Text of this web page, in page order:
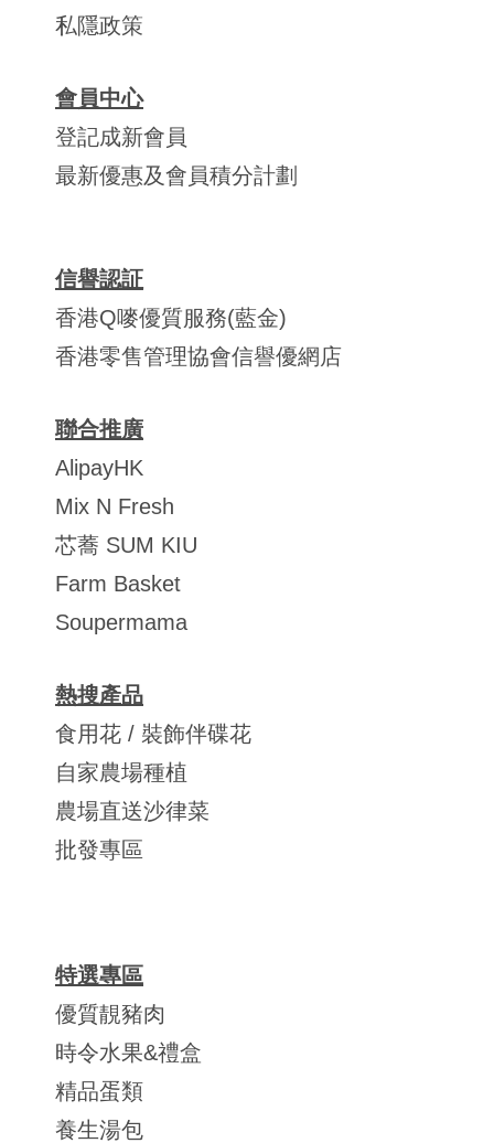
私隱政策
會員中心
登記成新會員
最新優惠及會員積分計劃
信譽認証
香港Q嘜優質服務(藍金)
香港零售管理協會信譽優網店
聯合推廣
AlipayHK
Mix N Fresh
芯蕎 SUM KIU
Farm Basket
Soupermama
熱搜產品
食用花 / 裝飾伴碟花
自家農場種植
農場直送沙律菜
批發專區
特選專區
優質靚豬肉
時令水果&禮盒
精品蛋類
養生湯包